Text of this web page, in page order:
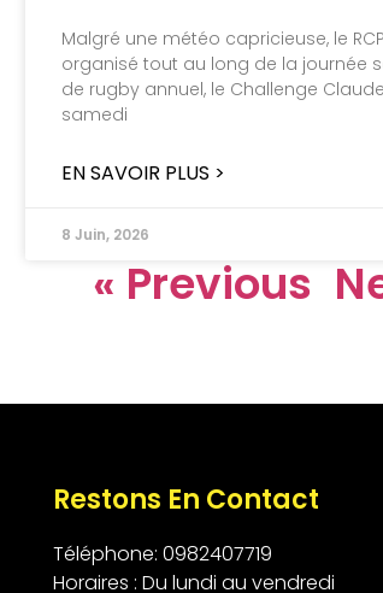
Malgré une météo capricieuse, le
organisé tout au long de la journée
de rugby annuel, le Challenge
samedi
EN SAVOIR PLUS >
8 Juin, 2026
« Previous
Restons En Contact
Téléphone: 0982407719
Horaires : Du lundi au vendredi